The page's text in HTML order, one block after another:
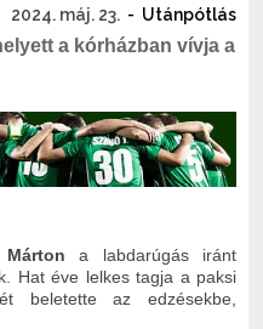
2024. máj. 23. - Utánpótlás
a kórházban vívja a
a labdarúgás iránt
Hat éve lelkes tagja a paksi
beletette az edzésekbe,